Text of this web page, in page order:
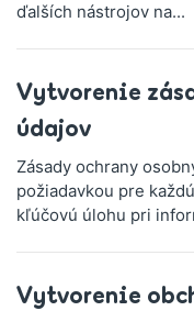
ďalších nástrojov na...
Vytvorenie
údajov
Zásady ochrany
požiadavkou pre
kľúčovú úlohu pri
Vytvorenie